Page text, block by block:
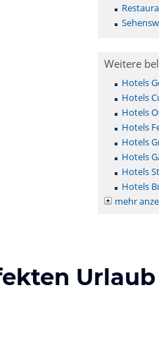
Weitere
Hotels
Hotels
Hotels
Hotels
Hotels
Hotels
Hotels
Hotels
mehr
Urlaub